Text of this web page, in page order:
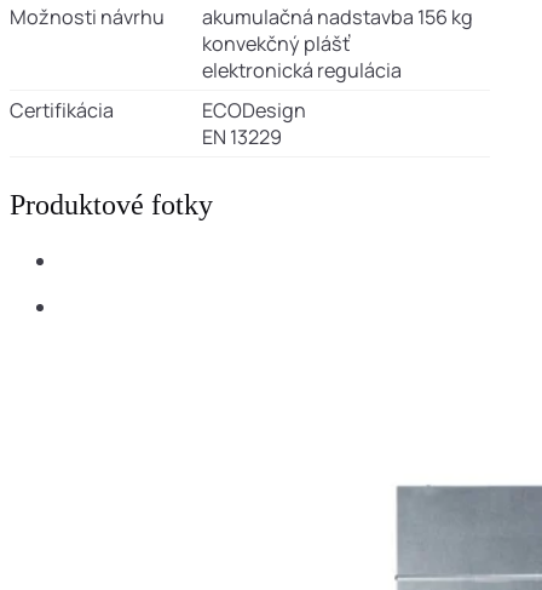
Možnosti návrhu
akumulačná nadstavba 156 kg
konvekčný plášť
elektronická regulácia
Certifikácia
ECODesign
EN 13229
Produktové fotky